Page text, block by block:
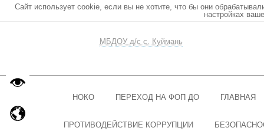
Сайт использует cookie, если вы не хотите, что бы они
настройках
МБДОУ д/с с. Куймань
НОКО ПЕРЕХОД НА ФОП ДО ГЛАВНАЯ
ПРОТИВОДЕЙСТВИЕ КОРРУПЦИИ